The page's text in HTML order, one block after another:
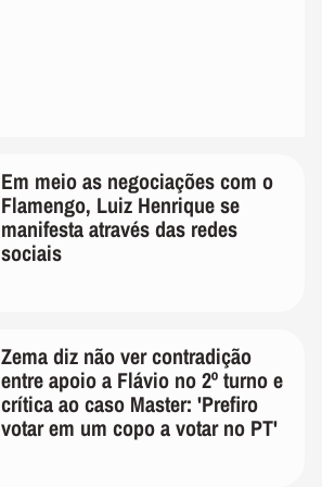
Em meio as negociações com o
Flamengo, Luiz Henrique se
manifesta através das redes
sociais
Zema diz não ver contradição
entre apoio a Flávio no 2º turno e
crítica ao caso Master: 'Prefiro
votar em um copo a votar no PT'